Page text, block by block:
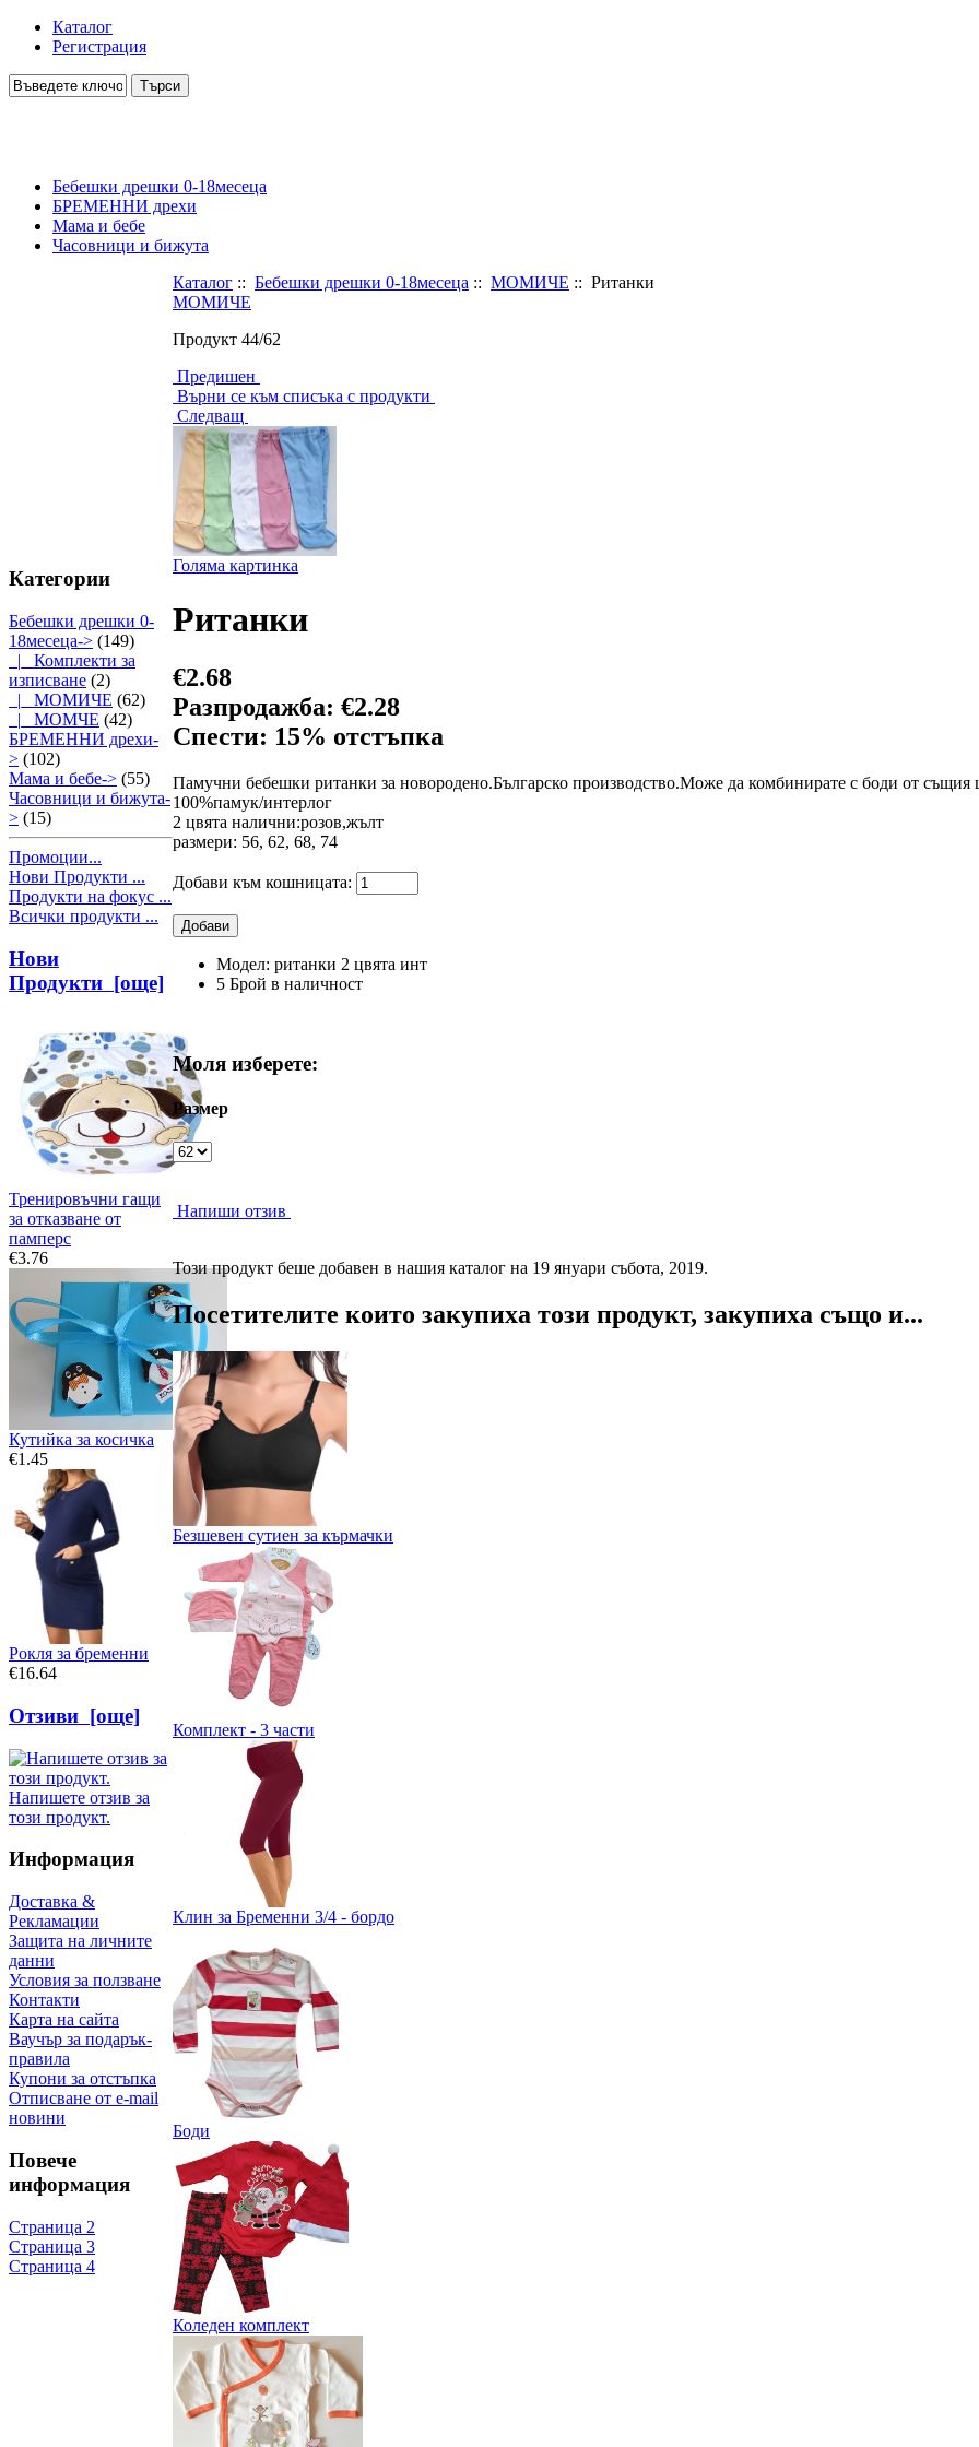
Каталог
Регистрация
Бебешки дрешки 0-18месеца
БРЕМЕННИ дрехи
Мама и бебе
Часовници и бижута
Категории
Бебешки дрешки 0-
18месеца-> (149)
|_ Комплекти за
изписване (2)
|_ МОМИЧЕ (62)
|_ МОМЧЕ (42)
БРЕМЕННИ дрехи-
> (102)
Мама и бебе-> (55)
Часовници и бижута-
> (15)
Промоции...
Нови Продукти ...
Продукти на фокус ...
Всички продукти ...
Нови
Продукти [още]
Тренировъчни гащи
за отказване от
памперс
€3.76
Кутийка за косичка
€1.45
Рокля за бременни
€16.64
Отзиви [още]
Напишете отзив за
този продукт.
Информация
Доставка &
Рекламации
Защита на личните
данни
Условия за ползване
Контакти
Карта на сайта
Ваучър за подарък-
правила
Купони за отстъпка
Отписване от e-mail
новини
Повече
информация
Страница 2
Страница 3
Страница 4
Каталог :: Бебешки дрешки 0-18месеца :: МОМИЧЕ :: Ританки
МОМИЧЕ
Продукт 44/62
Предишен
Върни се към списъка с продукти
Следващ
Голяма картинка
Ританки
€2.68
Разпродажба: €2.28
Спести: 15% отстъпка
Памучни бебешки ританки за новородено.Българско производство.Може да комбинирате с боди от същия
100%памук/интерлог
2 цвята налични:розов,жълт
размери: 56, 62, 68, 74
Добави към кошницата:
Модел: ританки 2 цвята инт
5 Брой в наличност
Моля изберете:
Размер
Напиши отзив
Този продукт беше добавен в нашия каталог на 19 януари събота, 2019.
Посетителите които закупиха този продукт, закупиха също и...
Безшевен сутиен за кърмачки
Комплект - 3 части
Клин за Бременни 3/4 - бордо
Боди
Коледен комплект